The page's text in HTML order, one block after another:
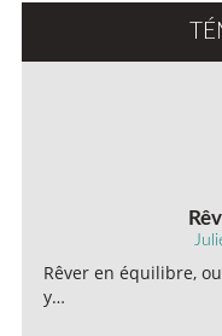
Rêver en équilibre,
y…